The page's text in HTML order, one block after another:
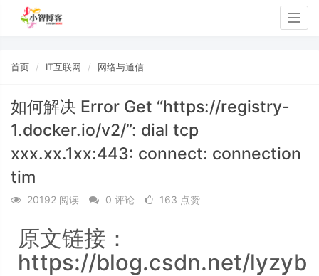
首页 IT互联网 网络与通信
如何解决 Error Get “https://registry-
1.docker.io/v2/”: dial tcp
xxx.xx.1xx:443: connect: connection
tim
20192 阅读 0 评论 163 点赞
原文链接：
https://blog.csdn.net/